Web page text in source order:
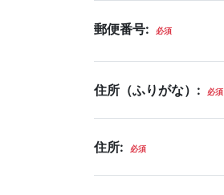
郵便番号: 必須
住所（ふりがな）: 必須
住所: 必須